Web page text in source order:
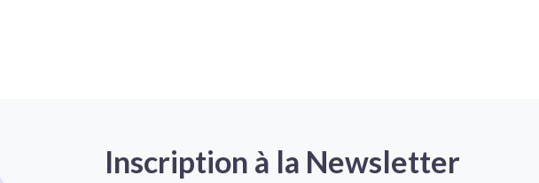
Inscription à la Newsletter